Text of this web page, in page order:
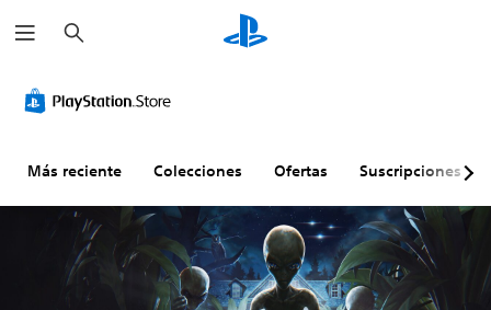
u
s
r
Más reciente Colecciones Ofertas Suscripciones